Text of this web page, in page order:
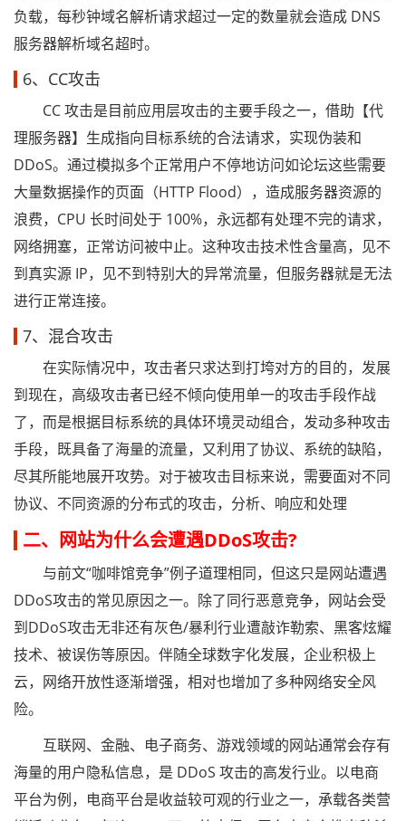
负载，每秒钟域名解析请求超过一定的数量就会造成 DNS
服务器解析域名超时。
6、CC攻击
CC 攻击是目前应用层攻击的主要手段之一，借助【代
理服务器】生成指向目标系统的合法请求，实现伪装和
DDoS。通过模拟多个正常用户不停地访问如论坛这些需要
大量数据操作的页面（HTTP Flood），造成服务器资源的
浪费，CPU 长时间处于 100%，永远都有处理不完的请求，
网络拥塞，正常访问被中止。这种攻击技术性含量高，见不
到真实源 IP，见不到特别大的异常流量，但服务器就是无法
进行正常连接。
7、混合攻击
在实际情况中，攻击者只求达到打垮对方的目的，发展
到现在，高级攻击者已经不倾向使用单一的攻击手段作战
了，而是根据目标系统的具体环境灵动组合，发动多种攻击
手段，既具备了海量的流量，又利用了协议、系统的缺陷，
尽其所能地展开攻势。对于被攻击目标来说，需要面对不同
协议、不同资源的分布式的攻击，分析、响应和处理
二、网站为什么会遭遇DDoS攻击?
与前文“咖啡馆竞争”例子道理相同，但这只是网站遭遇
DDoS攻击的常见原因之一。除了同行恶意竞争，网站会受
到DDoS攻击无非还有灰色/暴利行业遭敲诈勒索、黑客炫耀
技术、被误伤等原因。伴随全球数字化发展，企业积极上
云，网络开放性逐渐增强，相对也增加了多种网络安全风
险。
互联网、金融、电子商务、游戏领域的网站通常会存有
海量的用户隐私信息，是 DDoS 攻击的高发行业。以电商
平台为例，电商平台是收益较可观的行业之一，承载各类营